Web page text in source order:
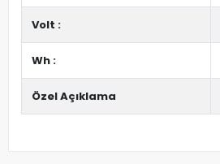
Volt :
Wh :
Özel Açıklama